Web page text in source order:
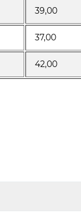
39,00
37,00
42,00